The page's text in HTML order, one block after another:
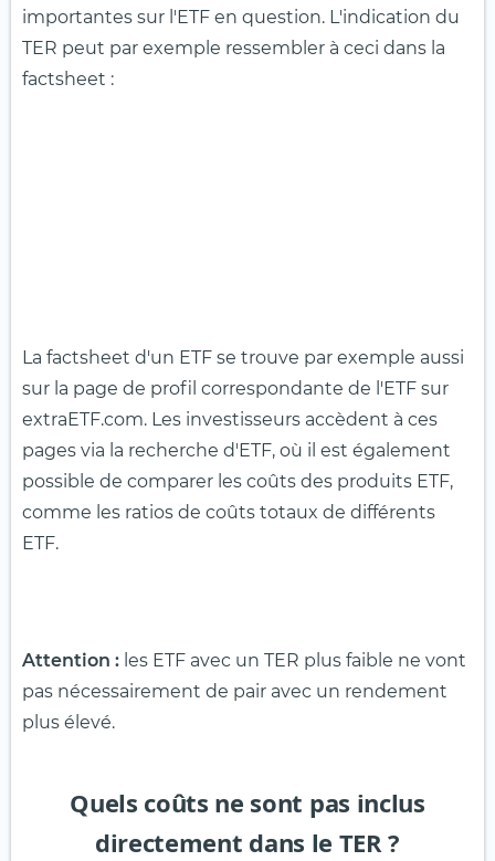
importantes sur l'ETF en question. L'indication du
TER peut par exemple ressembler à ceci dans la
factsheet :
La factsheet d'un ETF se trouve par exemple aussi
sur la page de profil correspondante de l'ETF sur
extraETF.com. Les investisseurs accèdent à ces
pages via la recherche d'ETF, où il est également
possible de comparer les coûts des produits ETF,
comme les ratios de coûts totaux de différents
ETF.
Attention : les ETF avec un TER plus faible ne vont
pas nécessairement de pair avec un rendement
plus élevé.
Quels coûts ne sont pas inclus
directement dans le TER ?